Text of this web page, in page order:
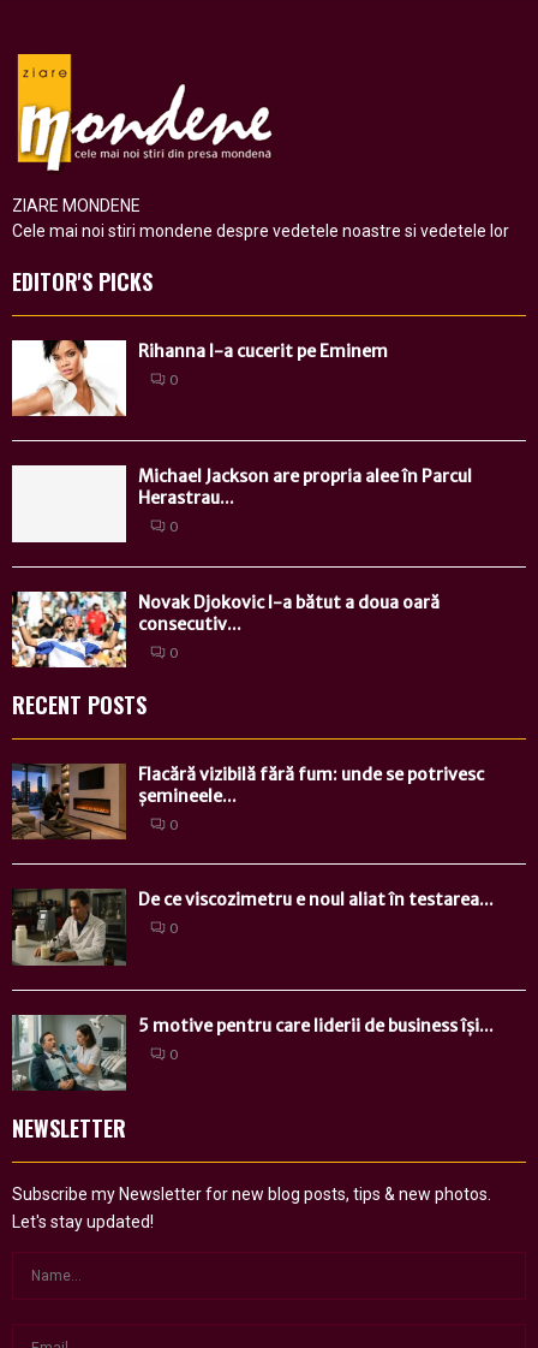
ZIARE MONDENE
Cele mai noi stiri mondene despre vedetele noastre si vedetele lor
EDITOR'S PICKS
Rihanna l-a cucerit pe Eminem
0
Michael Jackson are propria alee în Parcul
Herastrau...
0
Novak Djokovic l-a bătut a doua oară
consecutiv...
0
RECENT POSTS
Flacără vizibilă fără fum: unde se potrivesc
șemineele...
0
De ce viscozimetru e noul aliat în testarea...
0
5 motive pentru care liderii de business își...
0
NEWSLETTER
Subscribe my Newsletter for new blog posts, tips & new photos.
Let's stay updated!